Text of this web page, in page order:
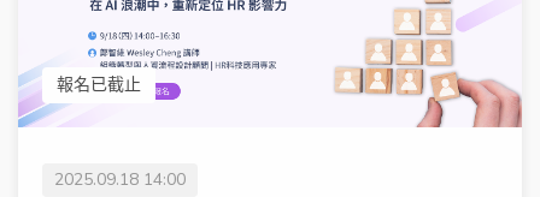
報名已截止
2025.09.18 14:00